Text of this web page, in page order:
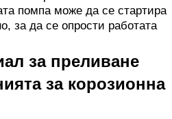
помпа може да се стартира
за да се опрости работата
за преливане
за корозионна